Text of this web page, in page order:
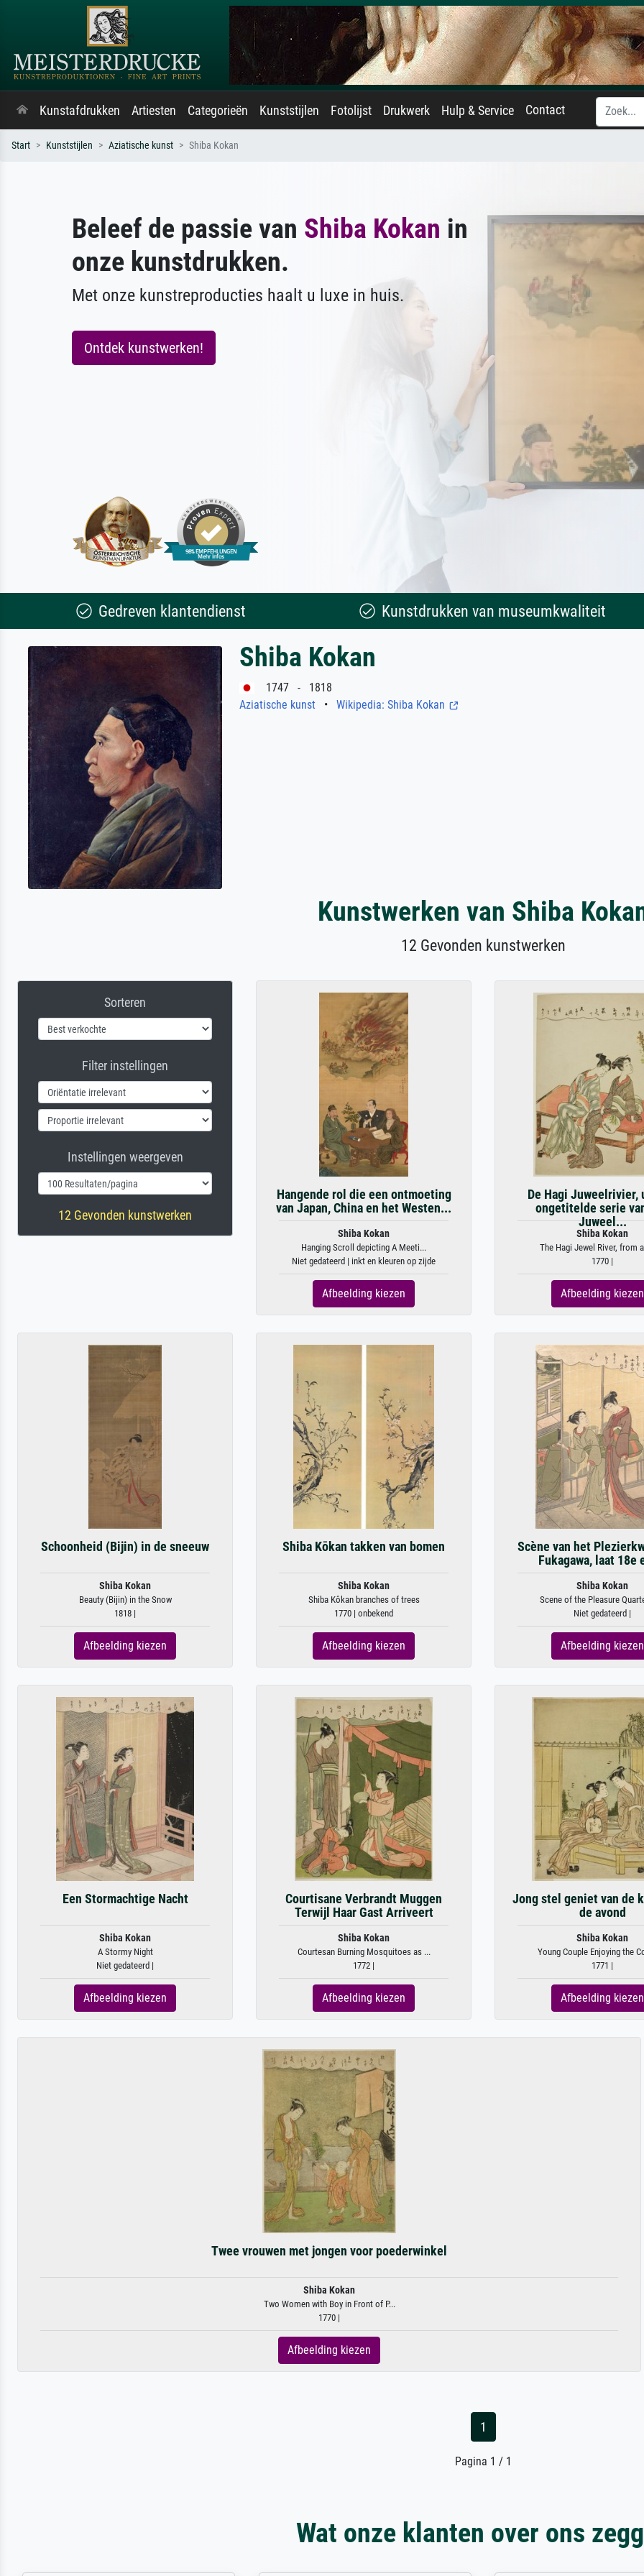
Kunstafdrukken Artiesten Categorieën Kunststijlen Fotolijst Drukwerk Hulp & Service Contact
Start Kunststijlen Aziatische kunst Shiba Kokan
Beleef de passie van Shiba Kokan in
onze kunstdrukken.
Met onze kunstreproducties haalt u luxe in huis.
Ontdek kunstwerken!
Gedreven klantendienst Kunstdrukken van museumkwaliteit
Shiba Kokan
1747 - 1818
Aziatische kunst • Wikipedia: Shiba Kokan
Kunstwerken van Shiba
12 Gevonden kunstwerken
Sorteren
Filter instellingen
Instellingen weergeven
12 Gevonden kunstwerken
Hangende rol die een ontmoeting
van Japan, China en het Westen...
Shiba Kokan
Hanging Scroll depicting A Meeti...
Niet gedateerd | inkt en kleuren op zijde
Afbeelding kiezen
De Hagi Juweelrivier,
ongetitelde serie
Juweel...
Shiba Kokan
The Hagi Jewel River, from
1770 |
Afbeelding kiezen
Schoonheid (Bijin) in de sneeuw
Shiba Kokan
Beauty (Bijin) in the Snow
1818 |
Afbeelding kiezen
Shiba Kōkan takken van bomen
Shiba Kokan
Shiba Kôkan branches of trees
1770 | onbekend
Afbeelding kiezen
Scène van het
Fukagawa, laat 18e
Shiba Kokan
Scene of the Pleasure
Niet gedateerd |
Afbeelding kiezen
Een Stormachtige Nacht
Shiba Kokan
A Stormy Night
Niet gedateerd |
Afbeelding kiezen
Courtisane Verbrandt Muggen
Terwijl Haar Gast Arriveert
Shiba Kokan
Courtesan Burning Mosquitoes as ...
1772 |
Afbeelding kiezen
Jong stel geniet van de
de avond
Shiba Kokan
Young Couple Enjoying the
1771 |
Afbeelding kiezen
Twee vrouwen met jongen voor poederwinkel
Shiba Kokan
Two Women with Boy in Front of P...
1770 |
Afbeelding kiezen
1
Pagina 1 / 1
Wat onze klanten over ons